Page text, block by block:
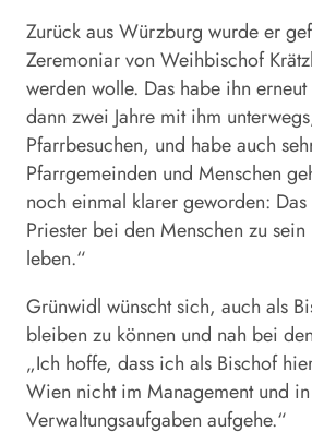
Zurück aus Würzburg wurde er
Zeremoniar von Weihbischof
werden wolle. Das habe ihn
dann zwei Jahre mit ihm
Pfarrbesuchen, und habe auch
Pfarrgemeinden und Menschen
noch einmal klarer geworden:
Priester bei den Menschen zu
leben.“
Grünwidl wünscht sich, auch als
bleiben zu können und nah bei
„Ich hoffe, dass ich als Bischof
Wien nicht im Management und
Verwaltungsaufgaben aufgehe.“